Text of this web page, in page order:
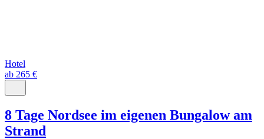
Hotel
ab 265 €
8 Tage Nordsee im eigenen Bungalow am
Strand